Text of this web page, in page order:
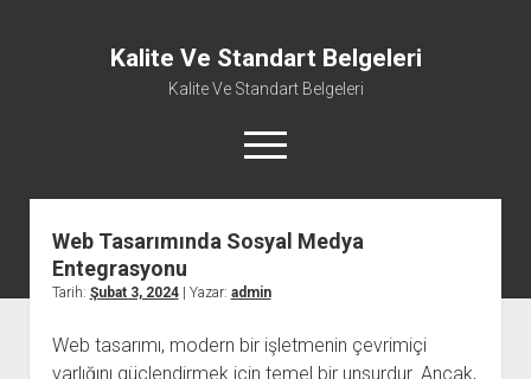
Kalite Ve Standart Belgeleri
Kalite Ve Standart Belgeleri
menüyü
aç
Web Tasarımında Sosyal Medya
Entegrasyonu
Tarih: Şubat 3, 2024| Yazar: admin
Web tasarımı, modern bir işletmenin çevrimiçi
varlığını güçlendirmek için temel bir unsurdur. Ancak,